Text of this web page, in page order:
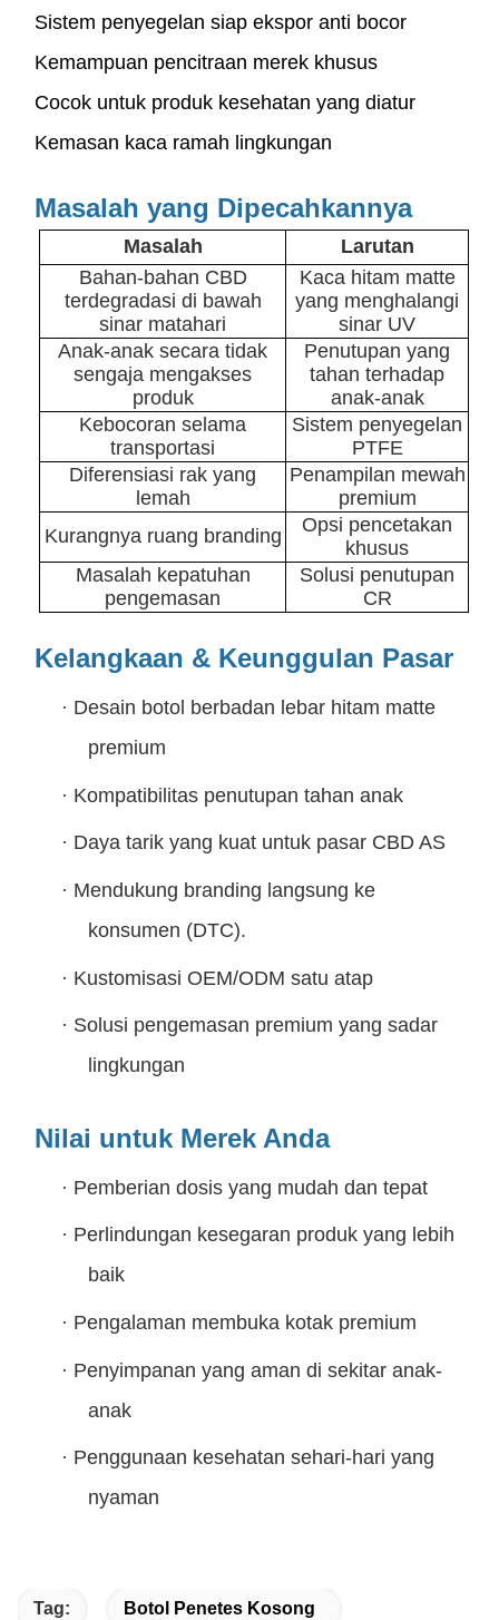
Sistem penyegelan siap ekspor anti bocor
Kemampuan pencitraan merek khusus
Cocok untuk produk kesehatan yang diatur
Kemasan kaca ramah lingkungan
Masalah yang Dipecahkannya
Masalah
Larutan
Bahan-bahan CBD
terdegradasi di bawah
sinar matahari
Kaca hitam matte
yang menghalangi
sinar UV
Anak-anak secara tidak
sengaja mengakses
produk
Penutupan yang
tahan terhadap
anak-anak
Kebocoran selama
transportasi
Sistem penyegelan
PTFE
Diferensiasi rak yang
lemah
Penampilan mewah
premium
Kurangnya ruang branding
Opsi pencetakan
khusus
Masalah kepatuhan
pengemasan
Solusi penutupan
CR
Kelangkaan & Keunggulan Pasar
· Desain botol berbadan lebar hitam matte
premium
· Kompatibilitas penutupan tahan anak
· Daya tarik yang kuat untuk pasar CBD AS
· Mendukung branding langsung ke
konsumen (DTC).
· Kustomisasi OEM/ODM satu atap
· Solusi pengemasan premium yang sadar
lingkungan
Nilai untuk Merek Anda
· Pemberian dosis yang mudah dan tepat
· Perlindungan kesegaran produk yang lebih
baik
· Pengalaman membuka kotak premium
· Penyimpanan yang aman di sekitar anak-
anak
· Penggunaan kesehatan sehari-hari yang
nyaman
Tag: Botol Penetes Kosong